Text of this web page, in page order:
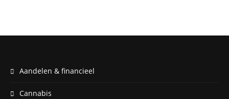
Aandelen & financieel
Cannabis